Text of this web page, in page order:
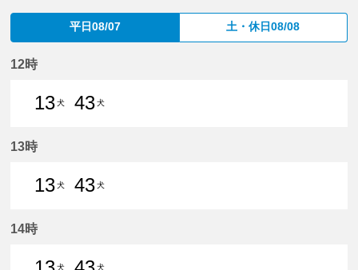
平日08/07 土・休日08/08
12時
13犬
43犬
13時
13犬
43犬
14時
犬 犬